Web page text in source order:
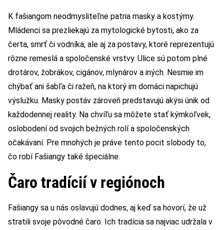
K fašiangom neodmysliteľne patria masky a kostýmy.
Mládenci sa prezliekajú za mytologické bytosti, ako za
čerta, smrť či vodníka, ale aj za postavy, ktoré reprezentujú
rôzne remeslá a spoločenské vrstvy. Ulice sú potom plné
drotárov, žobrákov, cigánov, mlynárov a iných. Nesmie im
chýbať ani šabľa či ražeň, na ktorý im domáci napichujú
výslužku. Masky postáv zároveň predstavujú akýsi únik od
každodennej reality. Na chvíľu sa môžete stať kýmkoľvek,
oslobodení od svojich bežných rolí a spoločenských
očakávaní. Pre mnohých je práve tento pocit slobody to,
čo robí Fašiangy také špeciálne.
Čaro tradícií v regiónoch
Fašiangy sa u nás oslavujú dodnes, aj keď sa hovorí, že už
stratili svoje pôvodné čaro. Ich tradícia sa najviac udržala v